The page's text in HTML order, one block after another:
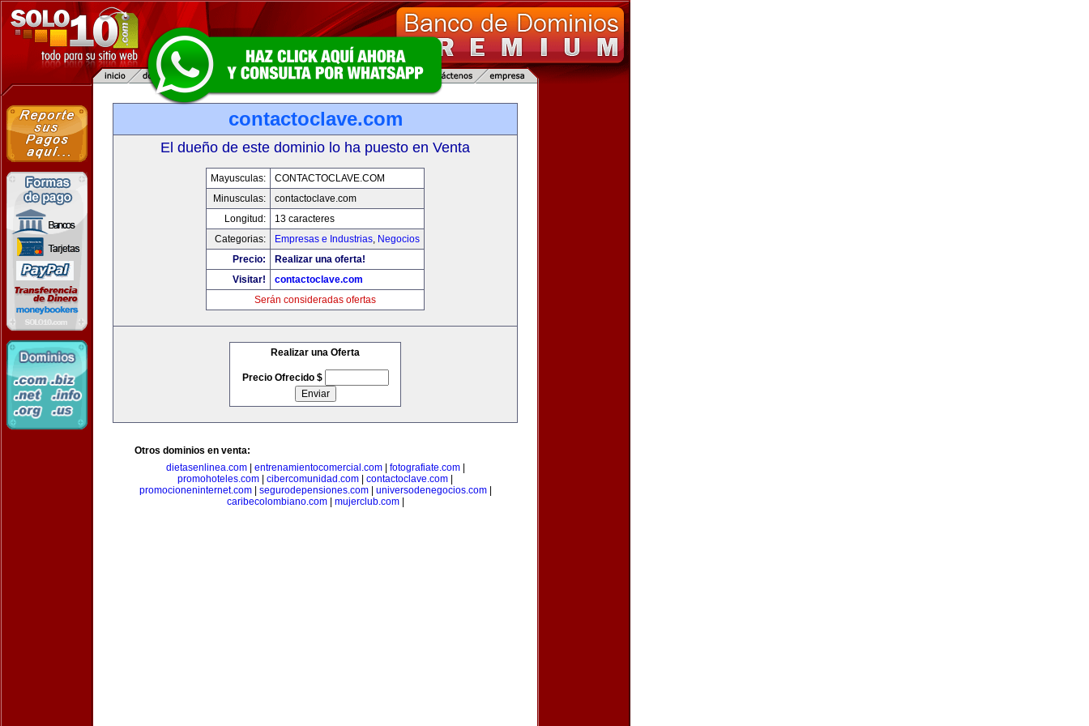
contactoclave.com
El dueño de este dominio lo ha puesto en Venta
Mayusculas:
CONTACTOCLAVE.COM
Minusculas:
contactoclave.com
Longitud:
13 caracteres
Categorias:
Empresas e Industrias, Negocios
Precio:
Realizar una oferta!
Visitar!
contactoclave.com
Serán consideradas ofertas
Realizar una Oferta
Precio Ofrecido $
Otros dominios en venta:
dietasenlinea.com| entrenamientocomercial.com| fotografiate.com|
promohoteles.com
cibercomunidad.com contactoclave.com
promocioneninternet.com| segurodepensiones.com| universodenegocios.com|
caribecolombiano.com| mujerclub.com|